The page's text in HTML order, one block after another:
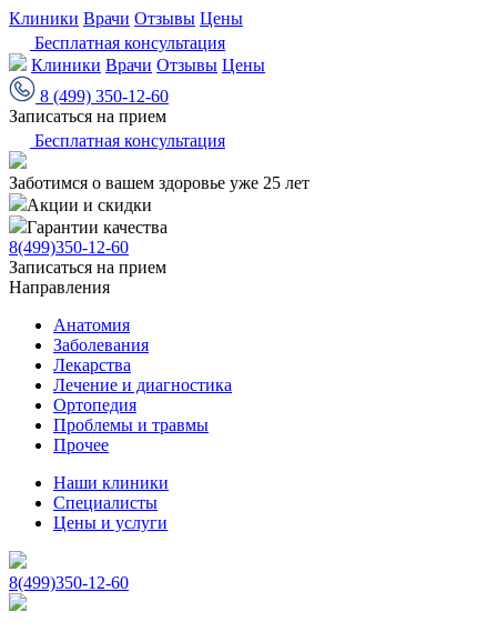
Клиники Врачи Отзывы Цены
Бесплатная консультация
Клиники Врачи Отзывы Цены
8 (499) 350-12-60
Записаться на прием
Бесплатная консультация
Заботимся о вашем здоровье уже 25 лет
Акции и скидки
Гарантии качества
8(499)350-12-60
Записаться на прием
Направления
Анатомия
Заболевания
Лекарства
Лечение и диагностика
Ортопедия
Проблемы и травмы
Прочее
Наши клиники
Специалисты
Цены и услуги
8(499)350-12-60